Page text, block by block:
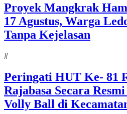
‎Proyek Mangkrak
17 Agustus, Warga
Tanpa Kejelasan
#
Peringati HUT Ke- 81
Rajabasa Secara
Volly Ball di